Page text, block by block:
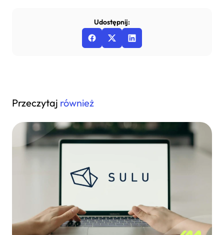
Udostępnij:
Przeczytaj również